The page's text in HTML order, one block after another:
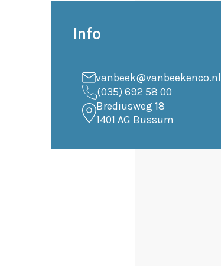
Info
vanbeek@vanbeekenco.nl
(035) 692 58 00
Brediusweg 18
1401 AG Bussum